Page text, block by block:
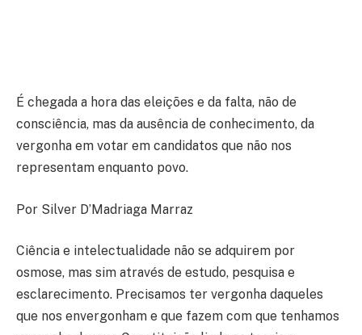
É chegada a hora das eleições e da falta, não de
consciência, mas da ausência de conhecimento, da
vergonha em votar em candidatos que não nos
representam enquanto povo.
Por Silver D’Madriaga Marraz
Ciência e intelectualidade não se adquirem por
osmose, mas sim através de estudo, pesquisa e
esclarecimento. Precisamos ter vergonha daqueles
que nos envergonham e que fazem com que tenhamos